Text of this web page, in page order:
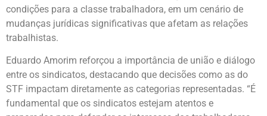
condições para a classe trabalhadora, em um cenário de
mudanças jurídicas significativas que afetam as relações
trabalhistas.
Eduardo Amorim reforçou a importância de união e diálogo
entre os sindicatos, destacando que decisões como as do
STF impactam diretamente as categorias representadas. “É
fundamental que os sindicatos estejam atentos e